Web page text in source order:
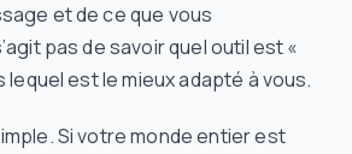
et de ce que vous
pas de savoir quel outil est «
lequel est le mieux adapté àvous.
Si votre monde entier est